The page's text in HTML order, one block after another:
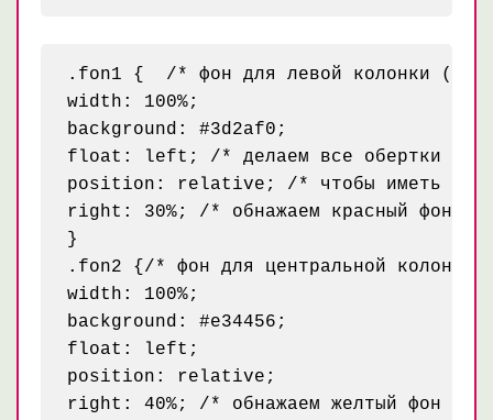
.fon1 {  /* фон для левой колонки
width: 100%;
background: #3d2af0;
float: left; /* делаем все обертки
position: relative; /* чтобы иметь
right: 30%; /* обнажаем красный фон
}
.fon2 {/* фон для центральной колонки
width: 100%;
background: #e34456;
float: left;
position: relative;
right: 40%; /* обнажаем желтый фон для